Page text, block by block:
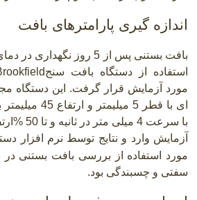
اندازه گیری پارامترهای بافت
استفاده از دستگاه بافت سنج
مورد آزمایش قرار گرفت. این دستگاه
ای با قطر 5
با سرعت 4
آزمایش وارد و نتایج توسط نرم افزار
مورد استفاده از بررسی بافت بستنی در
سفتی و چسبندگی بود.